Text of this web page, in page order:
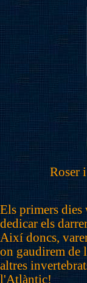
Roser
Els primers dies
dedicar els
Així doncs,
on gaudirem de
altres
l'Atlàntic!